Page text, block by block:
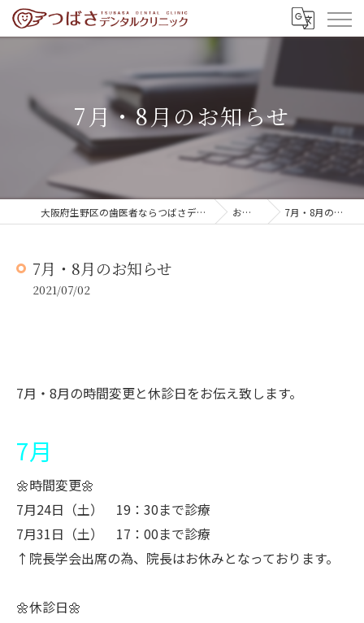
7月・8月のお知らせ
大阪府生野区の歯医者ならつばさデンタルクリニック お知らせ 7月・8月のお知らせ
7月・8月のお知らせ
2021/07/02
7月・8月の時間変更と休診日をお伝え致します。
7月
🌼時間変更🌼
7月24日（土） 19：30まで診療
7月31日（土） 17：00まで診療
↑院長学会出席の為、院長はお休みとなっております。
🌼休診日🌼